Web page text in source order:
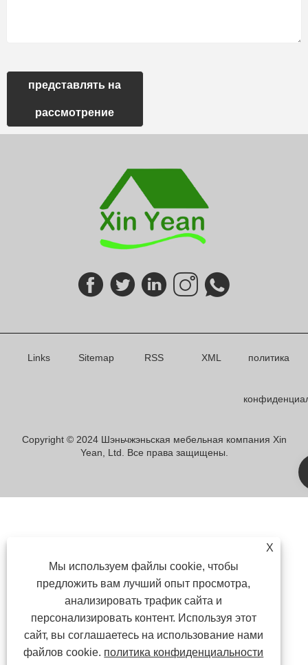
представлять на
рассмотрение
X
Мы используем файлы cookie, чтобы
предложить вам лучший опыт просмотра,
анализировать трафик сайта и
персонализировать контент. Используя этот
сайт, вы соглашаетесь на использование нами
файлов cookie. политика конфиденциальности
Links Sitemap RSS XML политика
Copyright © 2024 Шэньчжэньская мебельная компания Xin
Yean, Ltd. Все права защищены.